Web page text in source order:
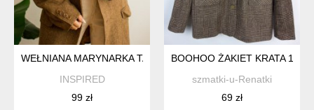
WEŁNIANA MARYNARKA TALL S
INSPIRED
99 zł
BOOHOO ŻAKIET KRATA 14 /
szmatki-u-Renatki
69 zł